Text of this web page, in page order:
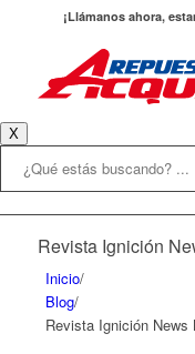
¡Llámanos ahora,
X
Revista Ignición
Inicio/
Blog/
Revista Ignición News